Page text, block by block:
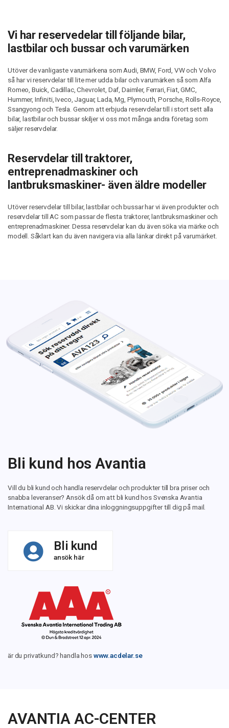
Vi har reservedelar till följande bilar,
lastbilar och bussar och varumärken
Utöver de vanligaste varumärkena som Audi, BMW, Ford, VW och Volvo
så har vi reservdelar till lite mer udda bilar och varumärken så som Alfa
Romeo, Buick, Cadillac, Chevrolet, Daf, Daimler, Ferrari, Fiat, GMC,
Hummer, Infiniti, Iveco, Jaguar, Lada, Mg, Plymouth, Porsche, Rolls-Royce,
Ssangyong och Tesla. Genom att erbjuda reservdelar till i stort sett alla
bilar, lastbilar och bussar skiljer vi oss mot många andra företag som
säljer reservdelar.
Reservdelar till traktorer,
entreprenadmaskiner och
lantbruksmaskiner- även äldre modeller
Utöver reservdelar till bilar, lastbilar och bussar har vi även produkter och
reservdelar till AC som passar de flesta traktorer, lantbruksmaskiner och
entreprenadmaskiner. Dessa reservdelar kan du även söka via märke och
modell. Såklart kan du även navigera via alla länkar direkt på varumärket.
Bli kund hos Avantia
Vill du bli kund och handla reservdelar och produkter till bra priser och
snabba leveranser? Ansök då om att bli kund hos Svenska Avantia
International AB. Vi skickar dina inloggningsuppgifter till dig på mail.
Bli kund
ansök här
är du privatkund? handla hoswww.acdelar.se
AVANTIA AC-CENTER